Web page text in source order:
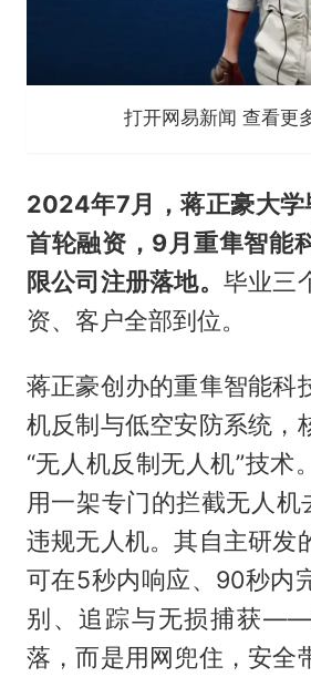
打开网易新闻 查看更
2024年7月，蒋正豪大
首轮融资，9月重隼智能
限公司注册落地。 毕业三
资、客户全部到位。
蒋正豪创办的重隼智能科
机反制与低空安防系统，
“无人机反制无人机”技术
用一架专门的拦截无人机
违规无人机。其自主研发
可在5秒内响应、90秒内
别、追踪与无损捕获
落，而是用网兜住，安全